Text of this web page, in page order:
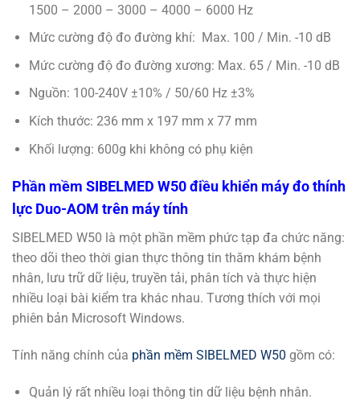
1500 – 2000 – 3000 – 4000 – 6000 Hz
Mức cường độ đo đường khí: Max. 100 / Min. -10 dB
Mức cường độ đo đường xương: Max. 65 / Min. -10 dB
Nguồn: 100-240V ±10% / 50/60 Hz ±3%
Kích thước: 236 mm x 197 mm x 77 mm
Khối lượng: 600g khi không có phụ kiện
Phần mềm SIBELMED W50 điều khiển máy đo thính
lực Duo-AOM trên máy tính
SIBELMED W50 là một phần mềm phức tạp đa chức năng:
theo dõi theo thời gian thực thông tin thăm khám bệnh
nhân, lưu trữ dữ liệu, truyền tải, phân tích và thực hiện
nhiều loại bài kiểm tra khác nhau. Tương thích với mọi
phiên bản Microsoft Windows.
Tính năng chính của phần mềm SIBELMED W50 gồm có:
Quản lý rất nhiều loại thông tin dữ liệu bệnh nhân.